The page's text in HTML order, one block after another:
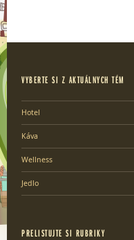
VYBERTE SI Z AKTUÁLNYCH TÉM
Hotel
Káva
Wellness
Jedlo
PRELISTUJTE SI RUBRIKY